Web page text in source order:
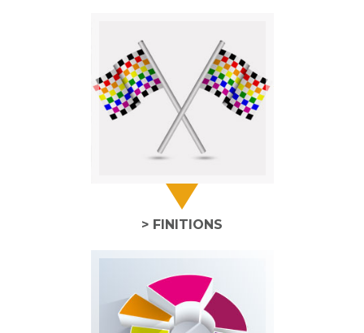
> FINITIONS